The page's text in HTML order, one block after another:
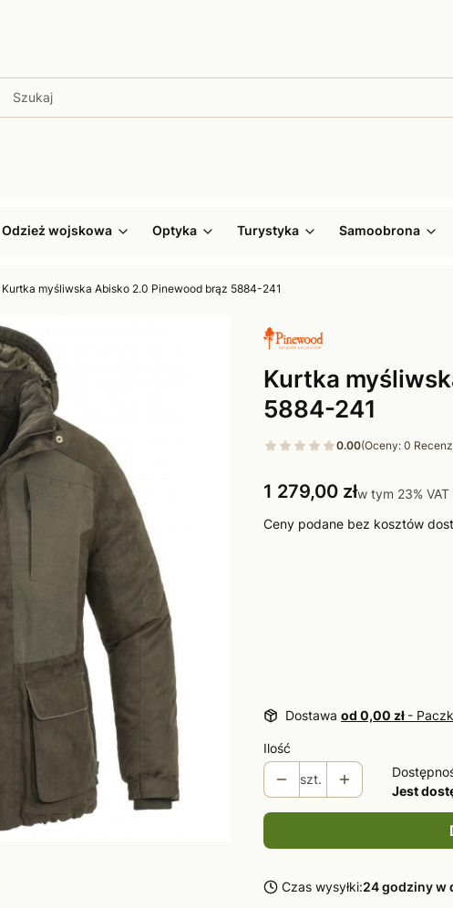
Odzież wojskowa Optyka Turystyka Samoobrona
Kurtka myśliwska Abisko 2.0 Pinewood brąz 5884-241
Kurtka
5884-241
0.00(Oceny: 0
Cena
1 279,00 złw tym 23% VAT
w tym 23% VAT
Ceny podane bez kosztów
Dostawa od 0,00 zł -
Ilość
szt.
Jest
Czas wysyłki:24 godziny w